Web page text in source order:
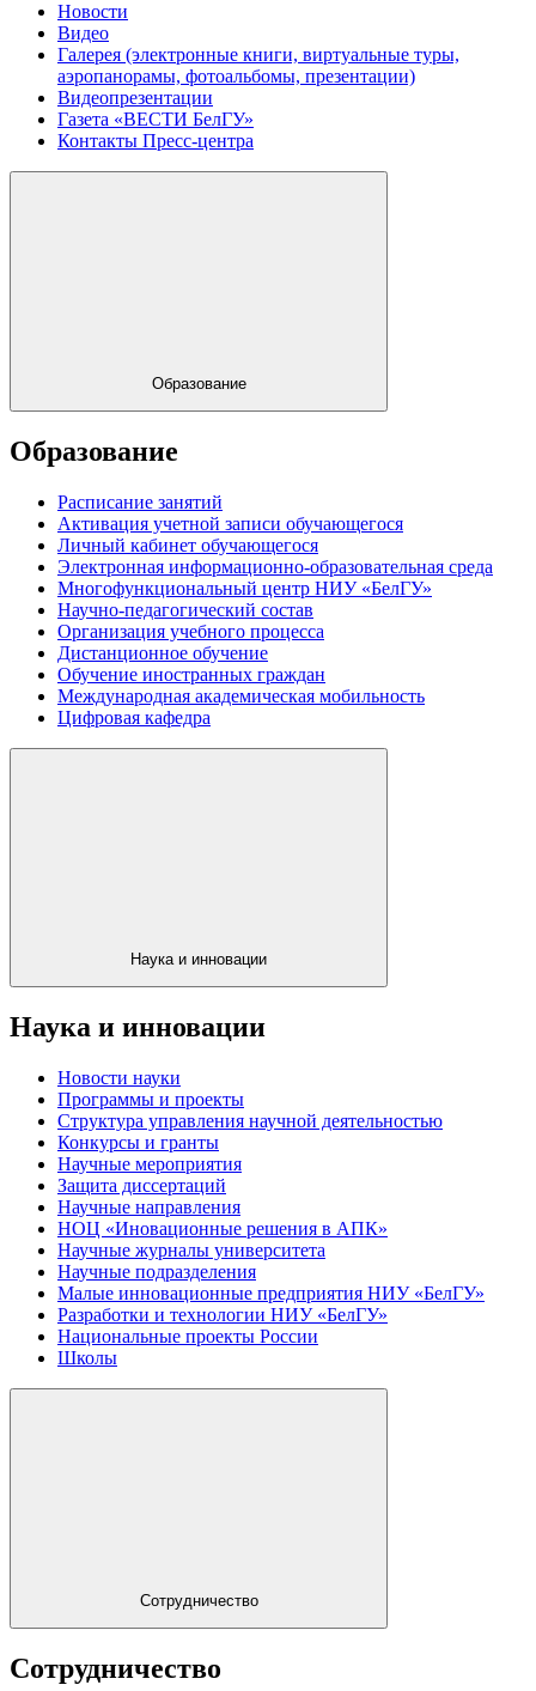
Новости
Видео
Галерея (электронные книги, виртуальные туры,
аэропанорамы, фотоальбомы, презентации)
Видеопрезентации
Газета «ВЕСТИ БелГУ»
Контакты Пресс-центра
Образование
Образование
Расписание занятий
Активация учетной записи обучающегося
Личный кабинет обучающегося
Электронная информационно-образовательная среда
Многофункциональный центр НИУ «БелГУ»
Научно-педагогический состав
Организация учебного процесса
Дистанционное обучение
Обучение иностранных граждан
Международная академическая мобильность
Цифровая кафедра
Наука и инновации
Наука и инновации
Новости науки
Программы и проекты
Структура управления научной деятельностью
Конкурсы и гранты
Научные мероприятия
Защита диссертаций
Научные направления
НОЦ «Иновационные решения в АПК»
Научные журналы университета
Научные подразделения
Малые инновационные предприятия НИУ «БелГУ»
Разработки и технологии НИУ «БелГУ»
Национальные проекты России
Школы
Сотрудничество
Сотрудничество